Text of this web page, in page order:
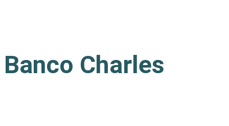
Banco Charles